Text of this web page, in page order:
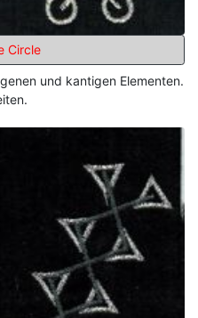
Circle
und kantigen Elementen.